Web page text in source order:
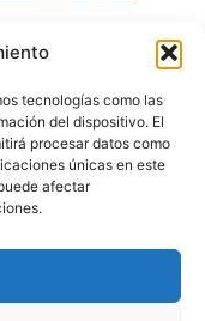
tecnologías como las
del dispositivo. El
procesar datos como
únicas en este
afectar
salud